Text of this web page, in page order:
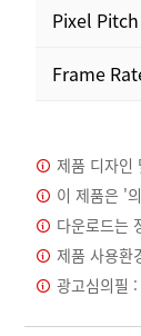
Pixel
Frame
제품 디자인
이 제품은 '
다운로드는
제품 사용환
광고심의필